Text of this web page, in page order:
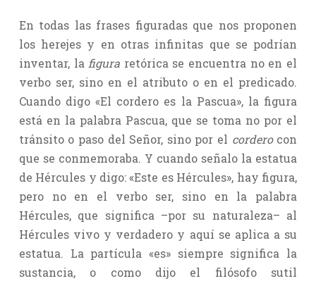
En todas las frases figuradas que nos proponen
los herejes y en otras infinitas que se podrían
inventar, lafigura retórica se encuentra no en el
verbo ser, sino en el atributo o en el predicado.
Cuando digo «El cordero es la Pascua», la figura
está en la palabra Pascua, que se toma no por el
tránsito o paso del Señor, sino por el corderocon
que se conmemoraba. Y cuando señalo la estatua
de Hércules y digo: «Este es Hércules», hay figura,
pero no en el verbo ser, sino en la palabra
Hércules, que significa –por su naturaleza– al
Hércules vivo y verdadero y aquí se aplica a su
estatua. La partícula «es» siempre significa la
sustancia, o como dijo el filósofo sutil